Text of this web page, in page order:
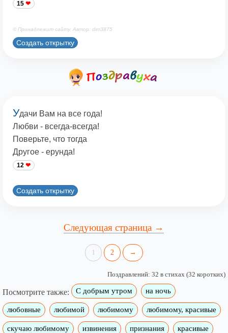
15
© Принадлежит сайту. Автор: dim3875
Создать открытку
Удачи Вам на все года!
Любви - всегда-всегда!
Поверьте, что тогда
Другое - ерунда!
12
Создать открытку
Следующая страница →
1 2 →
Поздравлений: 32 в стихах (32 коротких)
Посмотрите также: С добрым утром на ночь
любовные любимой любимому любимому, красивые
скучаю любимому извинения признания красивые